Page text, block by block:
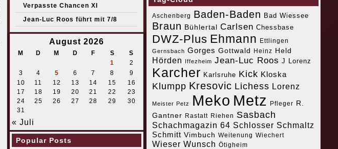
Verpasste Chancen XI
Jean-Luc Roos führt mit 7/8
August 2026
M D M D F S
S
1
2
3
4 5 6 7 8
9
10
11 12 13 14 15
16
17
18 19 20 21 22
23
24
25 26 27 28 29
30
31
« Juli
Popular Posts
Aschenberg Baden-Baden Bad Wiessee
Braun Bühlertal Carlsen Chessbase
DWZ-Plus Ehmann Ettlingen
Gernsbach Gorges Gottwald Heinz Held
Hörden Iffezheim Jean-Luc Roos J Lorenz
Karcher Karlsruhe Kick Kloska
Klumpp Kresovic Lichess Lorenz
Meister Petz Meko Metz Pfleger R.
Gantner
Rastatt Riehen Sasbach
Schachmagazin 64 Schlosser Schmaltz
Schmitt Vimbuch Weitenung Wiechert
Wieser Wunsch Ötigheim